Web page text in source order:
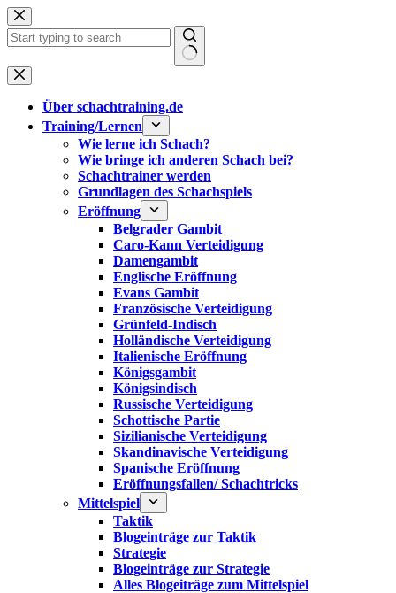
Zum
Inhalt
springen
Keine
Ergebnisse
Über schachtraining.de
Training/Lernen
Wie lerne ich Schach?
Wie bringe ich anderen Schach bei?
Schachtrainer werden
Grundlagen des Schachspiels
Eröffnung
Belgrader Gambit
Caro-Kann Verteidigung
Damengambit
Englische Eröffnung
Evans Gambit
Französische Verteidigung
Grünfeld-Indisch
Holländische Verteidigung
Italienische Eröffnung
Königsgambit
Königsindisch
Russische Verteidigung
Schottische Partie
Sizilianische Verteidigung
Skandinavische Verteidigung
Spanische Eröffnung
Eröffnungsfallen/ Schachtricks
Mittelspiel
Taktik
Blogeinträge zur Taktik
Strategie
Blogeinträge zur Strategie
Alles Blogeiträge zum Mittelspiel